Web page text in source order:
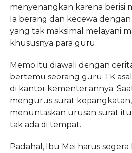
menyenangkan karena berisi
Ia berang dan kecewa
yang tak maksimal melayani
khususnya para guru.
Memo itu diawali dengan
bertemu seorang guru TK
di kantor kementeriannya.
mengurus surat
menuntaskan urusan surat
tak ada di tempat.
Padahal, Ibu Mei harus